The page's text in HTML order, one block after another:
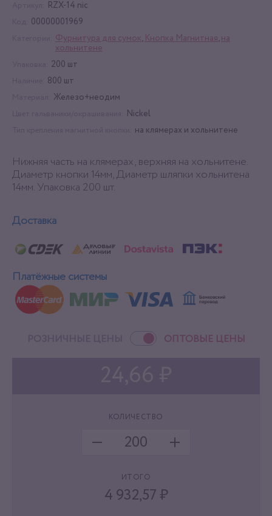
RZX-14 nic
00000001969
Фурнитура для сумок, Кнопка Магнитная, на
хольнитене
200 шт
800 шт
Железо+неодим
Nickel
на клямерах и хольнитене
Нижняя часть на клямерах, верхняя на хольнитене.
Диаметр кнопки 14мм, Диаметр шляпки хольнитена
14мм. Упаковка 200 шт.
Доставка
Платёжные системы
ОПТОВЫЕ ЦЕНЫ
КОЛИЧЕСТВО
ИТОГО
4 932,57 ₽